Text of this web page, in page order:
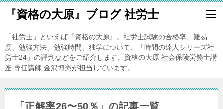
『資格の大原』ブログ 社労士
「社労士」といえば『資格の大原』。社労士試験の合格率、難易
度、勉強方法、勉強時間、独学について、「時間の達人シリーズ社
労士24」の評判などをご紹介します。資格の大原 社会保険労務士講
座 専任講師 金沢博憲が担当しています。
「正解率26〜50％」の記事一覧